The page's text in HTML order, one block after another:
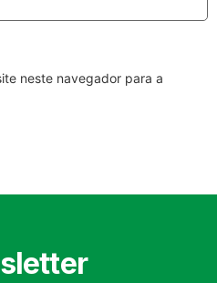
neste navegador para a